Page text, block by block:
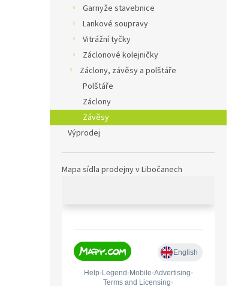
Garnyže stavebnice
Lankové soupravy
Vitrážní tyčky
Záclonové kolejničky
Záclony, závěsy a polštáře
Polštáře
Záclony
Závěsy
Výprodej
Mapa sídla prodejny v Libočanech